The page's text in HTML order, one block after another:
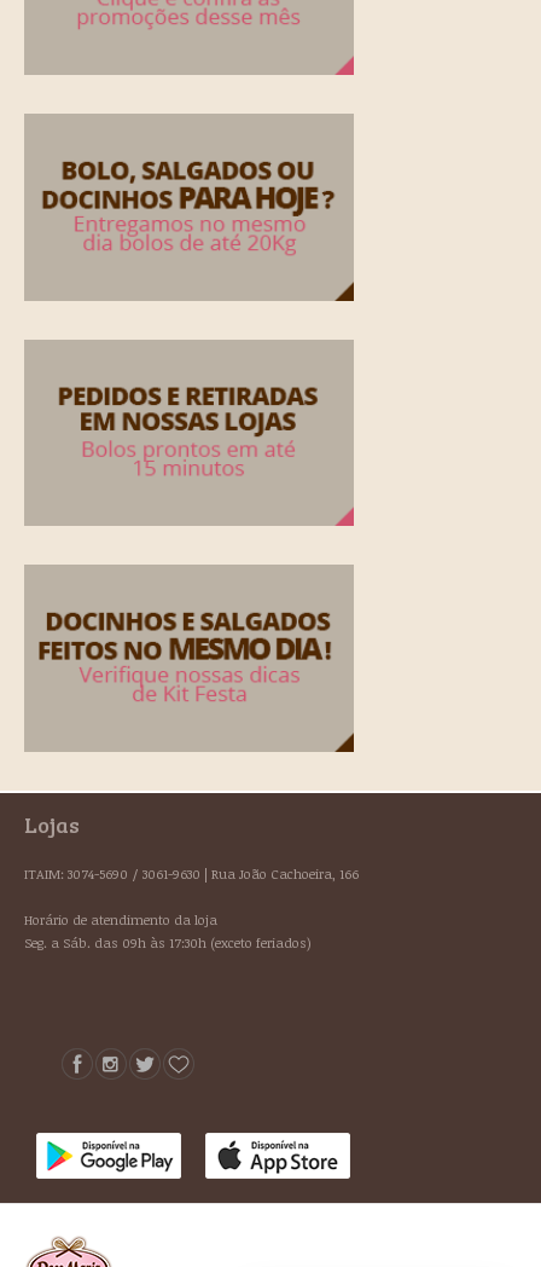
Lojas
ITAIM: 3074-5690 / 3061-9630 | Rua João Cachoeira, 166
Horário de atendimento da loja
Seg. a Sáb. das 09h às 17:30h (exceto feriados)